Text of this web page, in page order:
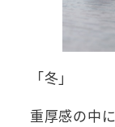
「冬」
重厚感の中